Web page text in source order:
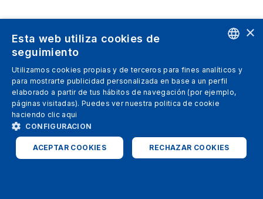
SPANISH
ITALIAN
ENGLISH
×
Esta web utiliza cookies de
seguimiento
Utilizamos cookies propias y de terceros para fines analíticos y
para mostrarte publicidad personalizada en base a un perfil
elaborado a partir de tus hábitos de navegación (por ejemplo,
páginas visitadas). Puedes ver nuestra politica de cookie
haciendo clic aqui
CONFIGURACION
ACEPTAR COOKIES RECHAZAR COOKIES